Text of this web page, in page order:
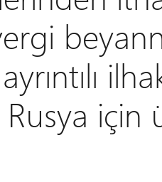
için